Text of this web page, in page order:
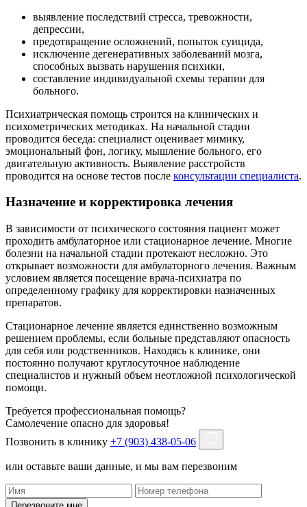
выявление последствий стресса, тревожности,
депрессии,
предотвращение осложнений, попыток суицида,
исключение дегенеративных заболеваний мозга,
способных вызвать нарушения психики,
составление индивидуальной схемы терапии для
больного.
Психиатрическая помощь строится на клинических и
психометрических методиках. На начальной стадии
проводится беседа: специалист оценивает мимику,
эмоциональный фон, логику, мышление больного, его
двигательную активность. Выявление расстройств
проводится на основе тестов после консультации специалиста.
Назначение и корректировка лечения
В зависимости от психического состояния пациент может
проходить амбулаторное или стационарное лечение. Многие
болезни на начальной стадии протекают несложно. Это
открывает возможности для амбулаторного лечения. Важным
условием является посещение врача-психиатра по
определенному графику для корректировки назначенных
препаратов.
Стационарное лечение является единственно возможным
решением проблемы, если больные представляют опасность
для себя или родственников. Находясь к клинике, они
постоянно получают круглосуточное наблюдение
специалистов и нужный объем неотложной психологической
помощи.
Требуется профессиональная помощь?
Самолечение опасно для здоровья!
Позвонить в клинику +7 (903) 438-05-06
или оставьте ваши данные, и мы вам перезвоним